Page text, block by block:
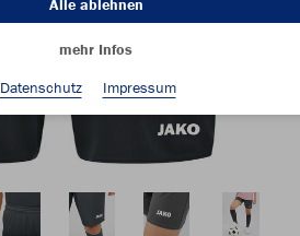
mehr Infos
Datenschutz
Impressum